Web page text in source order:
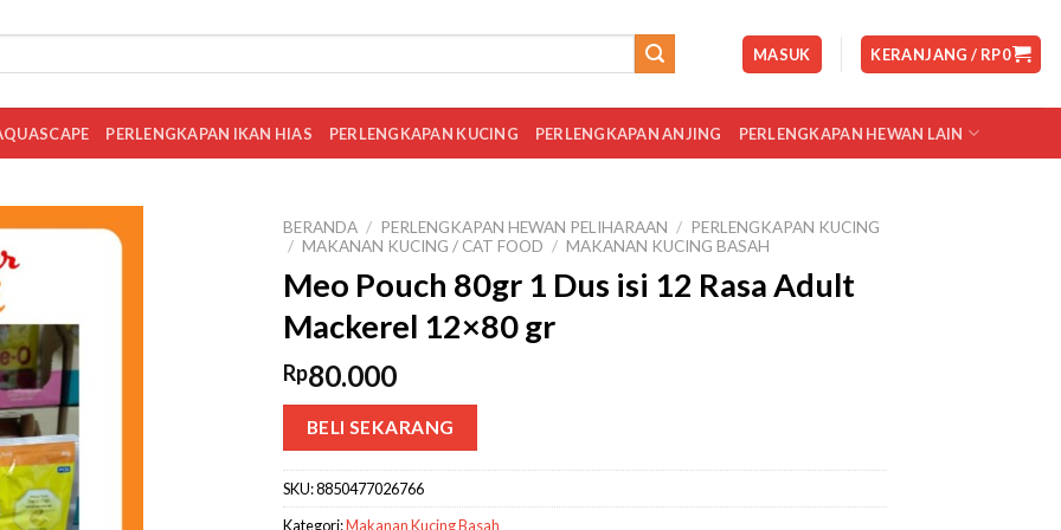
MASUK KERANJANG / RP0
PERLENGKAPAN IKAN HIAS PERLENGKAPAN KUCING PERLENGKAPAN ANJING PERLENGKAPAN HEWAN LAIN
BERANDA / PERLENGKAPAN HEWAN PELIHARAAN / PERLENGKAPAN KUCING
/ MAKANAN KUCING / CAT FOOD / MAKANAN KUCING BASAH
Meo Pouch 80gr 1 Dus isi 12 Rasa Adult
Mackerel 12×80 gr
Rp80.000
BELI SEKARANG
SKU:8850477026766
Kategori:Makanan Kucing Basah